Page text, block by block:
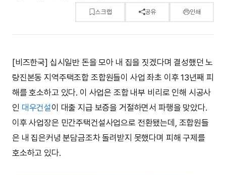
스크랩 공유 인쇄
[비즈한국] 십시일반 돈을 모아 내 집을 짓겠다며 결성했던 노
량진본동 지역주택조합 조합원들이 사업 좌초 이후 13년째 피
해를 호소하고 있다. 이 사업은 조합 내부 비리로 인해 시공사
인 대우건설이 대출 지급 보증을 거절하면서 파행을 맞았다.
이후 사업장은 민간주택건설사업으로 전환됐는데, 조합원들
은 내 집은커녕 분담금조차 돌려받지 못했다며 피해 구제를
호소하고 있다.